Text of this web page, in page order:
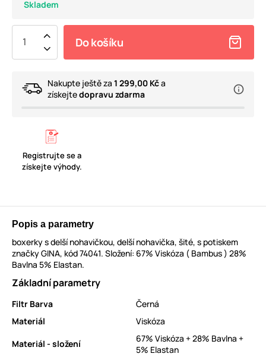
Skladem
Do košíku
Nakupte ještě za 1 299,00 Kča
získejtedopravu zdarma
Registrujte se a
získejte výhody.
Popis a parametry
boxerky s delší nohavičkou, delší nohavička, šité, s potiskem
značky GINA, kód 74041. Složení: 67% Viskóza ( Bambus ) 28%
Bavlna 5% Elastan.
Základní parametry
Filtr Barva
Černá
Materiál
Viskóza
Materiál - složení
67% Viskóza + 28% Bavlna +
5% Elastan